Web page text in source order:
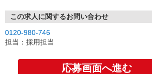
※ご希望があれば、職場見学の調整もOKです！
お気軽にご応募ください♪
この求人に関するお問い合わせ
0120-980-746
担当：採用担当
応募画面へ進む